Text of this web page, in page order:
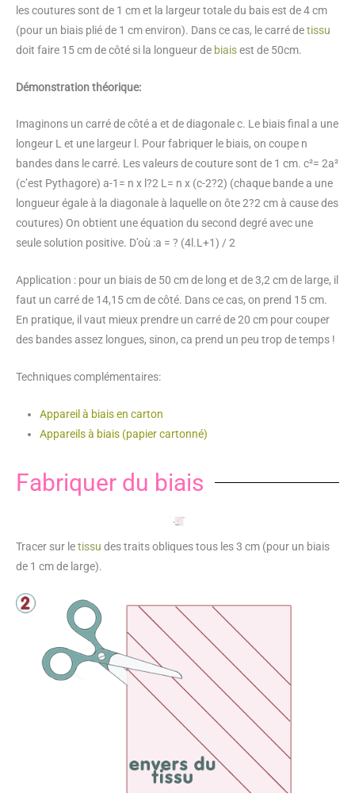
les coutures sont de 1 cm et la largeur totale du bais est de 4 cm
(pour un biais plié de 1 cm environ). Dans ce cas, le carré detissu
doit faire 15 cm de côté si la longueur de biaisest de 50cm.
Démonstration théorique:
Imaginons un carré de côté a et de diagonale c. Le biais final a une
longeur L et une largeur l. Pour fabriquer le biais, on coupe n
bandes dans le carré. Les valeurs de couture sont de 1 cm. c²= 2a²
(c’est Pythagore) a-1= n x l?2 L= n x (c-2?2) (chaque bande a une
longueur égale à la diagonale à laquelle on ôte 2?2 cm à cause des
coutures) On obtient une équation du second degré avec une
seule solution positive. D’où :a = ? (4l.L+1) / 2
Application : pour un biais de 50 cm de long et de 3,2 cm de large, il
faut un carré de 14,15 cm de côté. Dans ce cas, on prend 15 cm.
En pratique, il vaut mieux prendre un carré de 20 cm pour couper
des bandes assez longues, sinon, ca prend un peu trop de temps !
Techniques complémentaires:
Appareil à biais en carton
Appareils à biais (papier cartonné)
Fabriquer du biais
Tracer sur letissu des traits obliques tous les 3 cm (pour un biais
de 1 cm de large).